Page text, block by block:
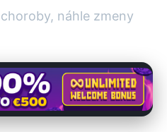
náhle zmeny